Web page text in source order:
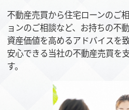
不動産売買から住宅ローンのご
ョンのご相談など、お持ちの不
資産価値を高めるアドバイスを致
安心できる当社の不動産売買を
す。